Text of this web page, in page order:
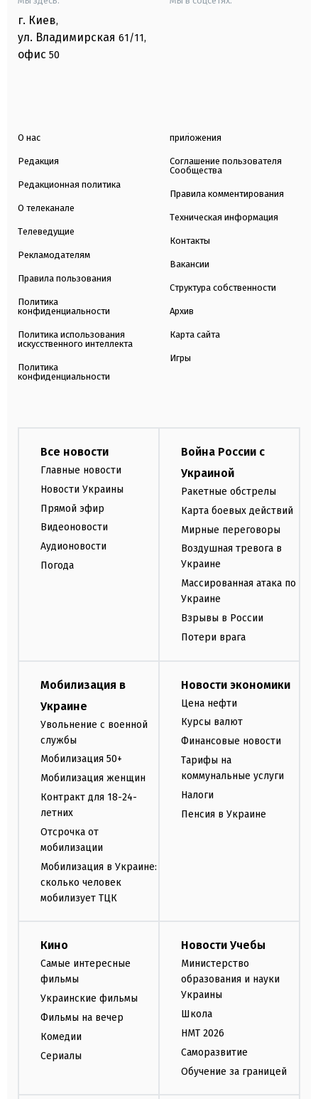
г. Киев,
ул. Владимирская 61/11,
офис 50
О нас
Редакция
Редакционная политика
О телеканале
Телеведущие
Рекламодателям
Правила пользования
Политика
конфиденциальности
Политика использования
искусственного интеллекта
Политика
конфиденциальности
приложения
Соглашение пользователя
Сообщества
Правила комментирования
Техническая информация
Контакты
Вакансии
Структура собственности
Архив
Карта сайта
Игры
Все новости
Главные новости
Новости Украины
Прямой эфир
Видеоновости
Аудионовости
Погода
Война России с
Украиной
Ракетные обстрелы
Карта боевых действий
Мирные переговоры
Воздушная тревога в
Украине
Массированная атака по
Украине
Взрывы в России
Потери врага
Мобилизация в
Украине
Увольнение с военной
службы
Мобилизация 50+
Мобилизация женщин
Контракт для 18-24-
летних
Отсрочка от
мобилизации
Мобилизация в Украине:
сколько человек
мобилизует ТЦК
Новости экономики
Цена нефти
Курсы валют
Финансовые новости
Тарифы на
коммунальные услуги
Налоги
Пенсия в Украине
Кино
Самые интересные
фильмы
Украинские фильмы
Фильмы на вечер
Комедии
Сериалы
Новости Учебы
Министерство
образования и науки
Украины
Школа
НМТ 2026
Саморазвитие
Обучение за границей